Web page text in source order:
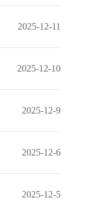
2025-12-11
2025-12-10
2025-12-9
2025-12-6
2025-12-5